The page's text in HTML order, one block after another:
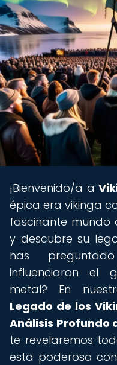
¡Bienvenido/a a
épica era vikinga
fascinante mundo
y descubre su
has
influenciaron el
metal? En
Legado de los
Análisis Profundo
te revelaremos
esta poderosa